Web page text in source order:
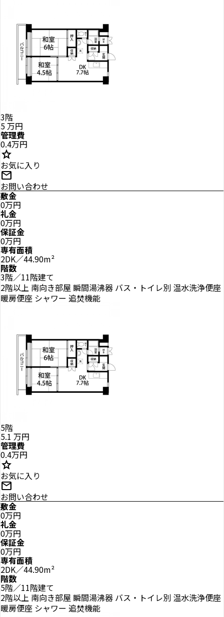
3階
5万円
管理費
0.4万円
star
お気に入り
mail
お問い合わせ
敷金
0万円
礼金
0万円
保証金
0万円
専有面積
2DK／44.90m²
階数
3階／11階建て
2階以上 南向き部屋 瞬間湯沸器 バス・トイレ別 温水洗浄便座
暖房便座 シャワー 追焚機能
5階
5.1 万円
管理費
0.4万円
star
お気に入り
mail
お問い合わせ
敷金
0万円
礼金
0万円
保証金
0万円
専有面積
2DK／44.90m²
階数
5階／11階建て
2階以上 南向き部屋 瞬間湯沸器 バス・トイレ別 温水洗浄便座
暖房便座 シャワー 追焚機能